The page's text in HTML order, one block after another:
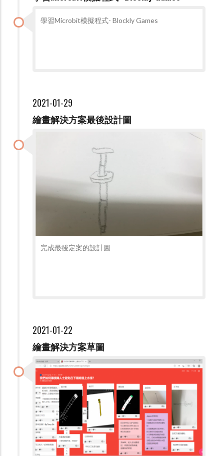
學習Microbit模擬程式- Blockly Games
2021-01-29
繪畫解決方案最後設計圖
完成最後定案的設計圖
2021-01-22
繪畫解決方案草圖